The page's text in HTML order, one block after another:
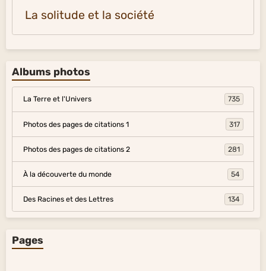
La solitude et la société
Albums photos
La Terre et l'Univers 735
Photos des pages de citations 1 317
Photos des pages de citations 2 281
À la découverte du monde 54
Des Racines et des Lettres 134
Pages